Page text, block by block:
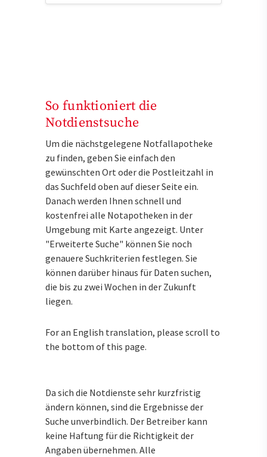
So funktioniert die
Notdienstsuche
Um die nächstgelegene Notfallapotheke
zu finden, geben Sie einfach den
gewünschten Ort oder die Postleitzahl in
das Suchfeld oben auf dieser Seite ein.
Danach werden Ihnen schnell und
kostenfrei alle Notapotheken in der
Umgebung mit Karte angezeigt. Unter
"Erweiterte Suche" können Sie noch
genauere Suchkriterien festlegen. Sie
können darüber hinaus für Daten suchen,
die bis zu zwei Wochen in der Zukunft
liegen.
For an English translation, please scroll to
the bottom of this page.
Da sich die Notdienste sehr kurzfristig
ändern können, sind die Ergebnisse der
Suche unverbindlich. Der Betreiber kann
keine Haftung für die Richtigkeit der
Angaben übernehmen. Alle